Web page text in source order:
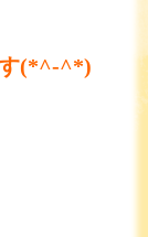
す(*^-^*)